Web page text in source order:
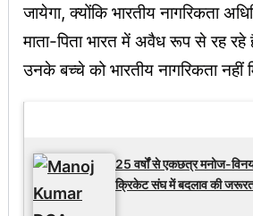
जायेगा, क्योंकि भारतीय नागरिकता
माता-पिता भारत में अवैध रूप से रह रहे
उनके बच्चे को भारतीय नागरिकता नहीं
25 वर्षों से एकछत्र मनोज-
क्रिकेट संघ में बदलाव की